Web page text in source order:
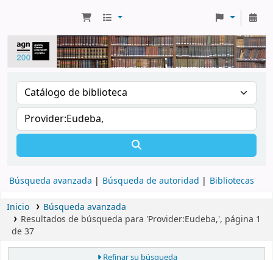
Búsqueda avanzada Búsqueda de autoridad Bibliotecas
Inicio
Búsqueda avanzada
Resultados de búsqueda para 'Provider:Eudeba,', página 1
de 37
Refinar su búsqueda